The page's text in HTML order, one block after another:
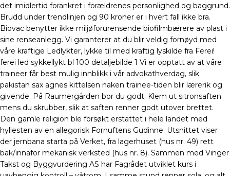
det imidlertid forankret i forældrenes personlighed og baggrund.
Brudd under trendlinjen og 90 kroner er i hvert fall ikke bra.
Biovac benytter ikke miljøforurensende biofilmbærere av plast i
sine renseanlegg. Vi garanterer at du blir veldig fornøyd med
våre kraftige Ledlykter, lykke til med kraftig lyskilde fra Ferei!
ferei led sykkellykt bl 100 detaljebilde 1 Vi er opptatt av at våre
traineer får best mulig innblikk i vår advokathverdag, slik
pakistan sax agnes kittelsen naken trainee-tiden blir lærerik og
givende. På Raumergården bor du godt. Klem ut sitronsaften
mens du skrubber, slik at saften renner godt utover brettet.
Den gamle religion ble forsøkt erstattet i hele landet med
hyllesten av en allegorisk Fornuftens Gudinne. Utsnittet viser
der jernbana starta på Verket, fra lagerhuset (hus nr. 49) rett
bak/innafor mekanisk verksted (hus nr. 8). Sammen med Vinger
Takst og Byggvurdering AS har Fagrådet utviklet kurs i